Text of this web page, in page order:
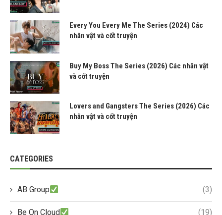
Every You Every Me The Series (2024) Các
nhân vật và cốt truyện
Buy My Boss The Series (2026) Các nhân vật
và cốt truyện
Lovers and Gangsters The Series (2026) Các
nhân vật và cốt truyện
CATEGORIES
AB Group (3)
Be On Cloud (19)